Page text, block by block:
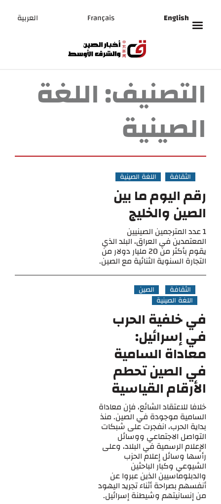
English
Français العربية
التصنيف:اللغة
الصينية
الثقافة اللغة الصينية
رقم اليوم ما بين
الصين والخليج
1 عدد المترجمين الصينيين
المعتمدين في العراق، البلد الذي
يقوم بأكثر من 20 مليار دولار من
التجارة السنوية الثنائية مع الصين.
الثقافة
الصين
اللغة الصينية
في خلفية الحرب
في إسرائيل:
معاداة السامية
في الصين تحطم
الأرقام القياسية
خلافا للاعتقاد الشائع، فإن معاداة
السامية موجودة في الصين. منذ
بداية الحرب، انفجرت على شبكات
التواصل الاجتماعي ووسائل
الإعلام الرسمية في البلاد، وعلى
رأسها وسائل إعلام الحزب
الشيوعي وكبار الباحثين
والدبلوماسيين الذين عبروا عن
أنفسهم بصراحة أثناء تجريد اليهود
من إنسانيتهم ​​وشيطنة إسرائيل.